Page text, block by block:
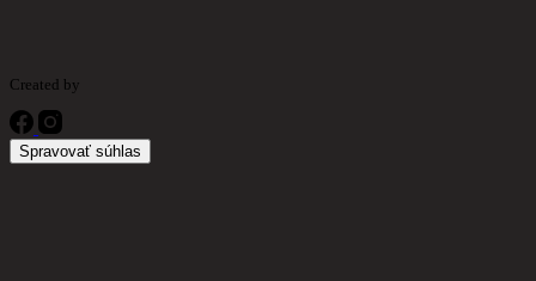
Created by
Spravovať súhlas